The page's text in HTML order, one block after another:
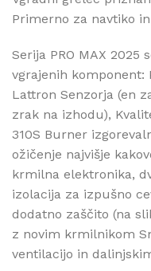
Primerno za navtiko
Serija PRO MAX 2025
vgrajenih komponent:
Lattron Senzorja (en
zrak na izhodu),
310S Burner
ožičenje najvišje
krmilna elektronika,
izolacija za izpušno
dodatno zaščito (na
z novim krmilnikom
ventilacijo in